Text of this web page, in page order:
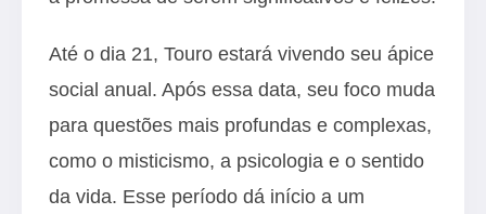
Até o dia 21, Touro estará vivendo seu ápice
social anual. Após essa data, seu foco muda
para questões mais profundas e complexas,
como o misticismo, a psicologia e o sentido
da vida. Esse período dá início a um